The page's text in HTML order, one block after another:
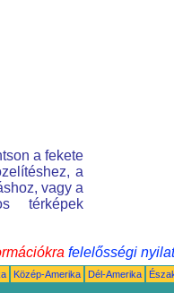
a fekete
a
vagy a
térképek
felelősségi
Közép-Amerika Dél-Amerika